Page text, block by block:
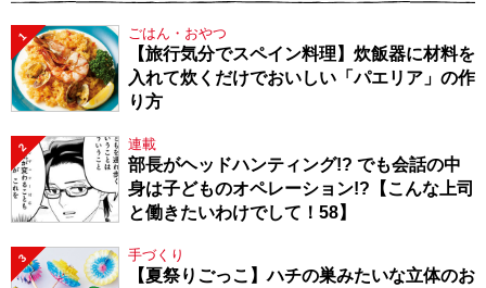
1 ごはん・おやつ
【旅行気分でスペイン料理】炊飯器に材料を
入れて炊くだけでおいしい「パエリア」の作
り方
2 連載
部長がヘッドハンティング!? でも会話の中
身は子どものオペレーション!?【こんな上司
と働きたいわけでして！58】
3 手づくり
【夏祭りごっこ】ハチの巣みたいな立体のお